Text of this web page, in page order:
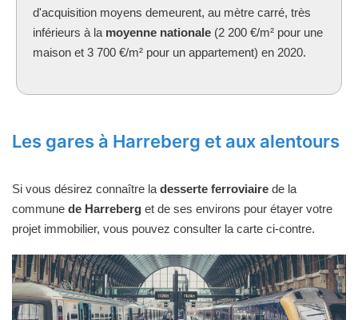
d'acquisition moyens demeurent, au mètre carré, très
inférieurs à la moyenne nationale (2 200 €/m² pour une
maison et 3 700 €/m² pour un appartement) en 2020.
Les gares à Harreberg et aux alentours
Si vous désirez connaître la desserte ferroviaire de la
commune de Harreberg et de ses environs pour étayer votre
projet immobilier, vous pouvez consulter la carte ci-contre.